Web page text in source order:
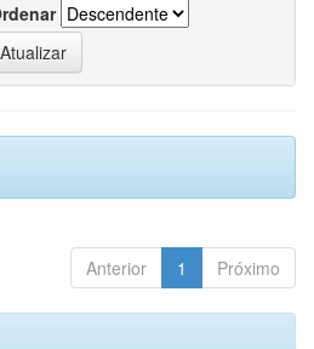
Anterior 1 Próximo